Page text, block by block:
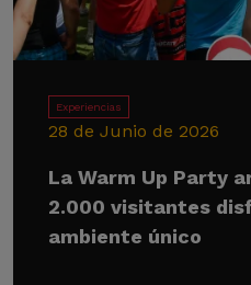
Experiencias
28 de Junio de 2026
La Warm Up Party
2.000 visitantes
ambiente único